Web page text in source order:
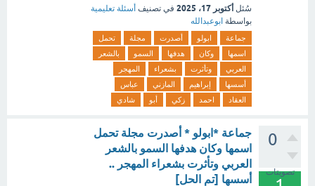
سُئل أكتوبر 17، 2025 في تصنيف أسئلة تعليمية
بواسطة ابوعبدالله
جماعة ابولو أصدرت مجلة
تحمل
اسمها
وكان هدفها السمو
بالشعر
العربي
وتأثرت بشعراء
المهجر
أسسها
إبراهيم المازني
عباس
العقاد
احمد زكي أبو شادي
0
تصويتات
جماعة *ابولو * أصدرت مجلة تحمل
اسمها وكان هدفها السمو بالشعر
العربي وتأثرت بشعراء المهجر ..
أسسها [تم الحل]